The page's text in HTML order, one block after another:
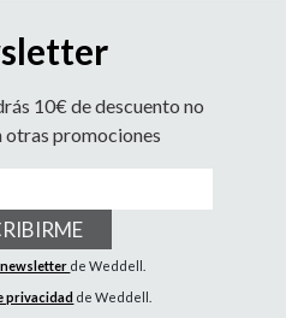
10€ de descuento no
otras promociones
newsletter de Weddell.
privacidad de Weddell.